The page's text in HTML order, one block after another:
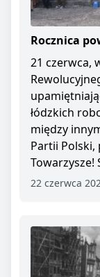
Rocznica
21 czerwca,
łódzkich
między
Partii Polski,
Towarzysze!
22 czerwca